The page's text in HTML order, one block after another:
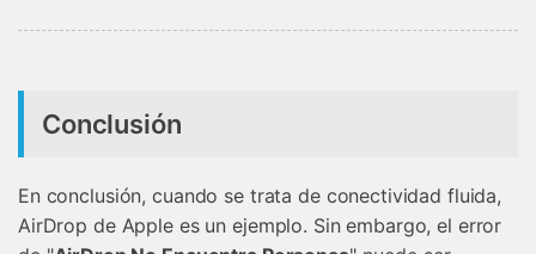
Conclusión
En conclusión, cuando se trata de conectividad fluida,
AirDrop de Apple es un ejemplo. Sin embargo, el error